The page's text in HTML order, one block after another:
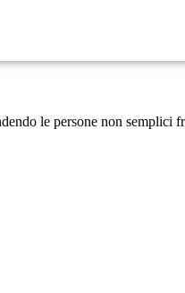
le persone non semplici